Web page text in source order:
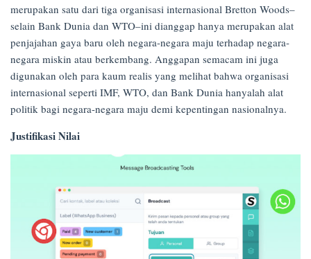
merupakan satu dari tiga organisasi internasional Bretton Woods–
selain Bank Dunia dan WTO–ini dianggap hanya merupakan alat
penjajahan gaya baru oleh negara-negara maju terhadap negara-
negara miskin atau berkembang. Anggapan semacam ini juga
digunakan oleh para kaum realis yang melihat bahwa organisasi
internasional seperti IMF, WTO, dan Bank Dunia hanyalah alat
politik bagi negara-negara maju demi kepentingan nasionalnya.
Justifikasi Nilai